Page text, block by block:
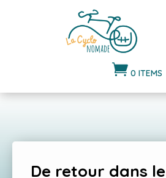
 0 ITEMS
De retour dans le